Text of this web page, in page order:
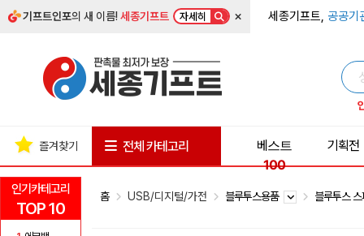
기프트인포의 새 이름!세종기프트 자세히 × 세종기프트, 공공기
인기카테고리
TOP 10
즐겨찾기 전체 카테고리
베스트
100
기획전
홈 USB/디지털/가전 블루투스용품 블루투스